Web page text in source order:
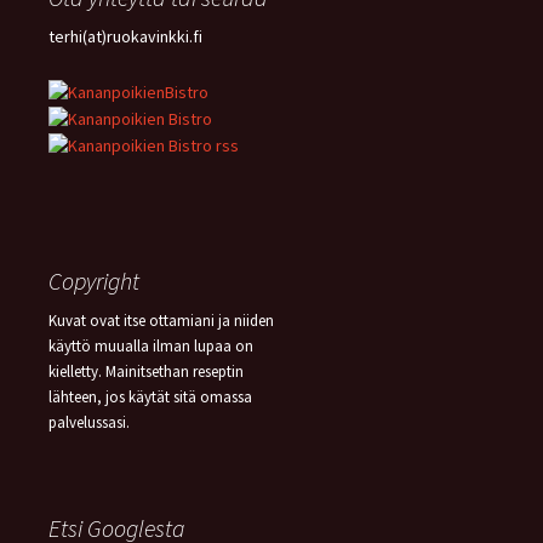
terhi(at)ruokavinkki.fi
Copyright
Kuvat ovat itse ottamiani ja niiden
käyttö muualla ilman lupaa on
kielletty. Mainitsethan reseptin
lähteen, jos käytät sitä omassa
palvelussasi.
Etsi Googlesta